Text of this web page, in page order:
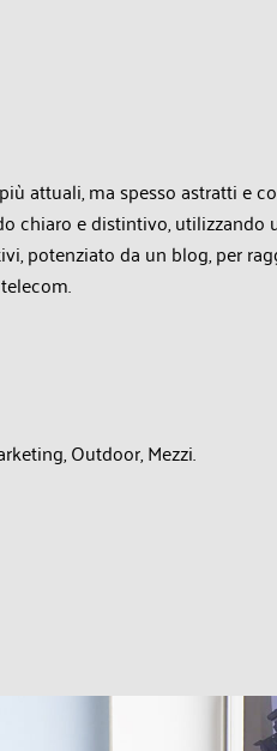
attuali, ma spesso astratti e
chiaro e distintivo,
potenziato da un blog, per
Outdoor, Mezzi.